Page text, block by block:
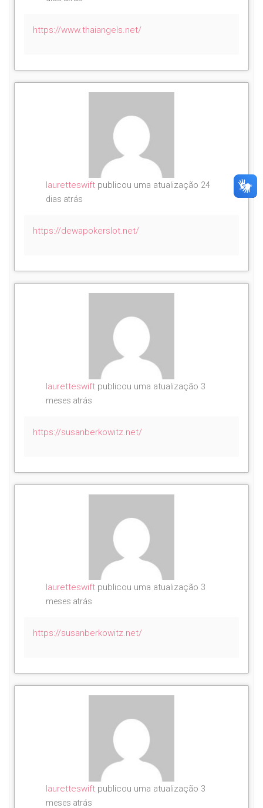
https://www.thaiangels.net/
lauretteswiftpublicou uma atualização 24
dias atrás
https://dewapokerslot.net/
lauretteswiftpublicou uma atualização 3
meses atrás
https://susanberkowitz.net/
lauretteswiftpublicou uma atualização 3
meses atrás
https://susanberkowitz.net/
lauretteswiftpublicou uma atualização 3
meses atrás